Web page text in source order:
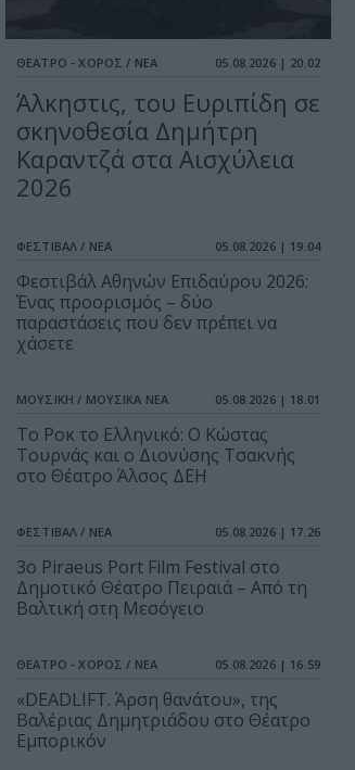
ΘΕΑΤΡΟ - ΧΟΡΟΣ / ΝΕΑ 05.08.2026 | 20.02
Άλκηστις, του Ευριπίδη σε
σκηνοθεσία Δημήτρη
Καραντζά στα Αισχύλεια
2026
ΦΕΣΤΙΒΑΛ / ΝΕΑ 05.08.2026 | 19.04
Φεστιβάλ Αθηνών Επιδαύρου 2026:
Ένας προορισμός – δύο
παραστάσεις που δεν πρέπει να
χάσετε
ΜΟΥΣΙΚΗ / ΜΟΥΣΙΚΑ ΝΕΑ 05.08.2026 | 18.01
Το Ροκ το Ελληνικό: Ο Κώστας
Τουρνάς και ο Διονύσης Τσακνής
στο Θέατρο Άλσος ΔΕΗ
ΦΕΣΤΙΒΑΛ / ΝΕΑ 05.08.2026 | 17.26
3o Piraeus Port Film Festival στο
Δημοτικό Θέατρο Πειραιά – Από τη
Βαλτική στη Μεσόγειο
ΘΕΑΤΡΟ - ΧΟΡΟΣ / ΝΕΑ 05.08.2026 | 16.59
«DEADLIFT. Άρση θανάτου», της
Βαλέριας Δημητριάδου στο Θέατρο
Εμπορικόν